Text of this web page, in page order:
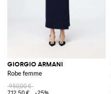
GIORGIO ARMANI
Robe femme
950,00 €